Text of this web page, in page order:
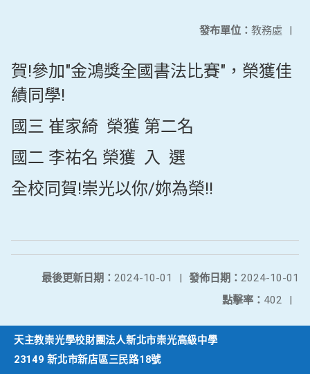
發布單位： 教務處 |
賀!參加"金鴻獎全國書法比賽"，榮獲佳
績同學!
國三 崔家綺 榮獲 第二名
國二 李祐名 榮獲 入 選
全校同賀!崇光以你/妳為榮!!
發佈日期： 2024-10-01
最後更新日期： 2024-10-01
|
點擊率： 402 |
天主教崇光學校財團法人新北市崇光高級中學
23149 新北市新店區三民路18號